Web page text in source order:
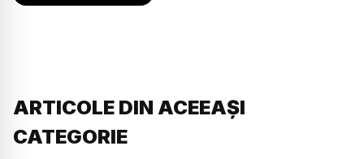
ARTICOLE DIN ACEEAȘI
CATEGORIE